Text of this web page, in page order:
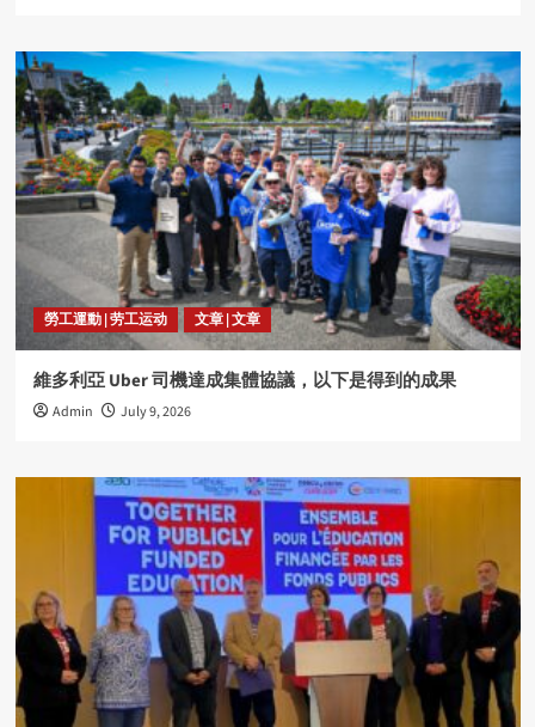
勞工運動 | 劳工运动 文章 | 文章
維多利亞 Uber 司機達成集體協議，以下是得到的成果
Admin July 9, 2026